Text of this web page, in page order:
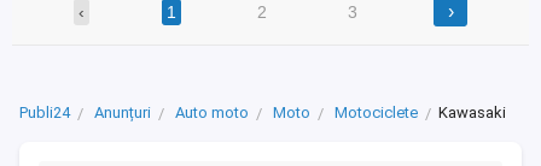
‹ 1 2 3 ›
Publi24 Anunțuri Auto moto Moto Motociclete Kawasaki